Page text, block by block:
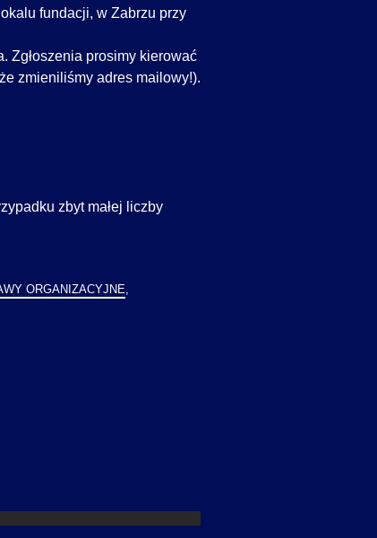
fundacji, w Zabrzu przy
Zgłoszenia prosimy kierować
zmieniliśmy adres mailowy!).
zbyt małej liczby
ORGANIZACYJNE,